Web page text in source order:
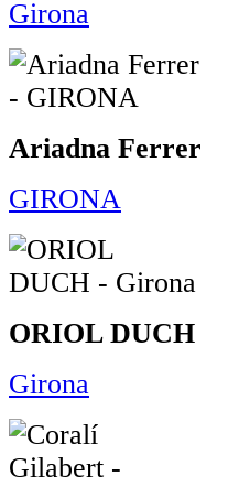
Girona
Ariadna Ferrer
GIRONA
ORIOL DUCH
Girona